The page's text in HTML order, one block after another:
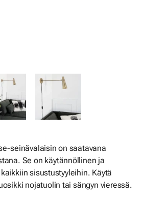
seinävalaisin on saatavana
Se on käytännöllinen ja
sisustustyyleihin. Käytä
nojatuolin tai sängyn vieressä.